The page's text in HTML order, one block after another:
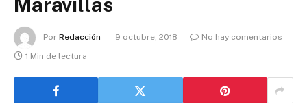
Por Redacción 9 octubre, 2018
No hay comentarios
1 Min de lectura